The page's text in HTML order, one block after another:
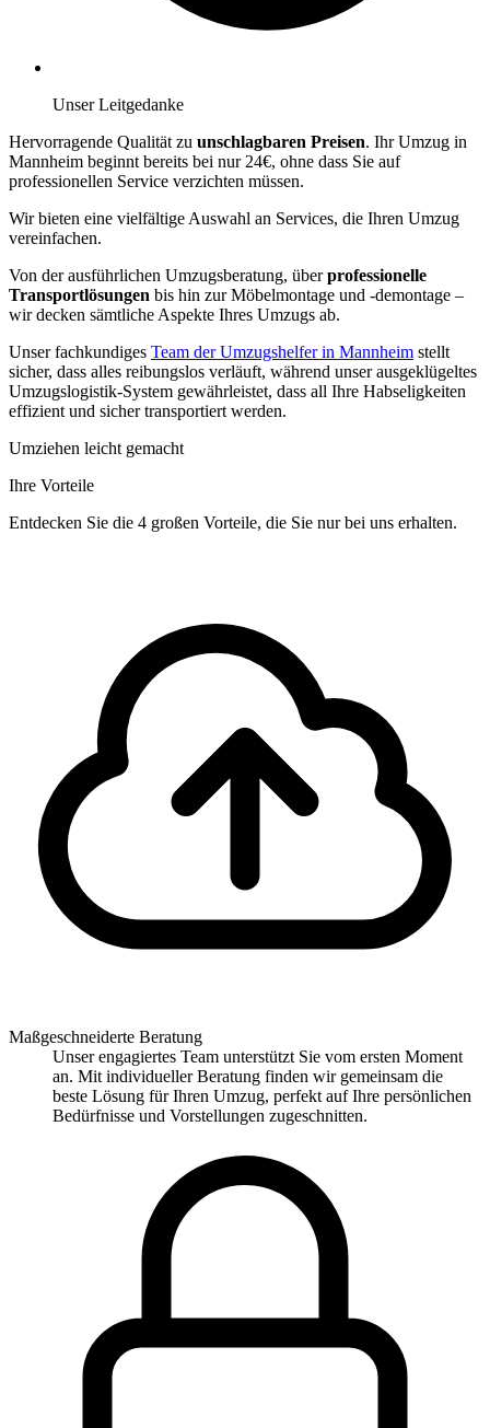
Unser Leitgedanke
Hervorragende Qualität zu unschlagbaren Preisen. Ihr Umzug in
Mannheim beginnt bereits bei nur 24€, ohne dass Sie auf
professionellen Service verzichten müssen.
Wir bieten eine vielfältige Auswahl an Services, die Ihren Umzug
vereinfachen.
Von der ausführlichen Umzugsberatung, überprofessionelle
Transportlösungen bis hin zur Möbelmontage und -demontage –
wir decken sämtliche Aspekte Ihres Umzugs ab.
Unser fachkundiges Team der Umzugshelfer in Mannheim stellt
sicher, dass alles reibungslos verläuft, während unser ausgeklügeltes
Umzugslogistik-System gewährleistet, dass all Ihre Habseligkeiten
effizient und sicher transportiert werden.
Umziehen leicht gemacht
Ihre Vorteile
Entdecken Sie die 4 großen Vorteile, die Sie nur bei uns erhalten.
Maßgeschneiderte Beratung
Unser engagiertes Team unterstützt Sie vom ersten Moment
an. Mit individueller Beratung finden wir gemeinsam die
beste Lösung für Ihren Umzug, perfekt auf Ihre persönlichen
Bedürfnisse und Vorstellungen zugeschnitten.